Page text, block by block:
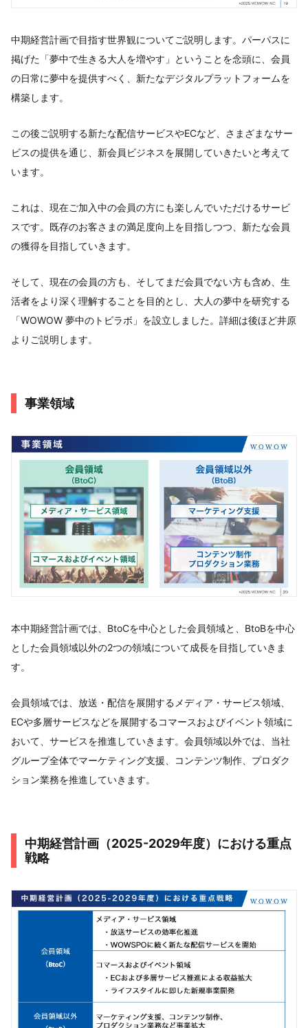
中期経営計画で目指す世界観についてご説明します。パーパスに
掲げた「夢中で生きる大人を増やす」ということを念頭に、会員
の日常に夢中を提供すべく、新たなデジタルプラットフォームを
構築します。
この後ご説明する新たな配信サービスやECなど、さまざまなサー
ビスの提供を通じ、新会員ビジネスを展開していきたいと考えて
います。
これは、現在ご加入中の会員の方にも楽しんでいただけるサービ
スです。既存のお客さまの満足度向上を目指しつつ、新たな会員
の獲得を目指していきます。
そして、現在の会員の方も、そしてまだ会員でない方も含め、生
活者をより深く理解することを目的とし、大人の夢中を研究する
「WOWOW 夢中のトビラボ」を設立しました。詳細は後ほど井原
よりご説明します。
事業領域
本中期経営計画では、BtoCを中心とした会員領域と、BtoBを中心
とした会員領域以外の2つの領域について成長を目指していきま
す。
会員領域では、放送・配信を展開するメディア・サービス領域、
ECや多層サービスなどを展開するコマースおよびイベント領域に
おいて、サービスを推進していきます。会員領域以外では、当社
グループ全体でマーケティング支援、コンテンツ制作、プロダク
ション業務を推進していきます。
中期経営計画（2025-2029年度）における重点
戦略